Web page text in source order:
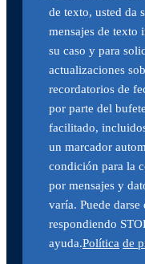
de texto, usted da
mensajes de texto
su caso y para
actualizaciones
recordatorios de
por parte del
facilitado,
un marcador
condición para la
por mensajes y
varía. Puede
respondiendo
ayuda.Política de